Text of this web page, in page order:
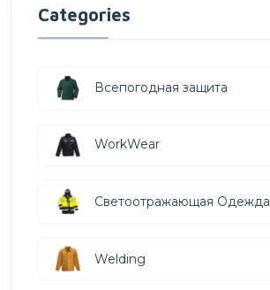
Categories
Всепогодная защита
WorkWear
Светоотражающая Одежда
Welding